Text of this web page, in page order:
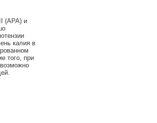
II (АРА) и
калия в
того, при